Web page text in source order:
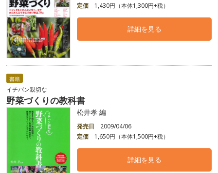
定価
1,430円（本体1,300円+税）
詳細を見る
書籍
イチバン親切な
野菜づくりの教科書
松井孝 編
発売日
2009/04/06
定価
1,650円（本体1,500円+税）
詳細を見る